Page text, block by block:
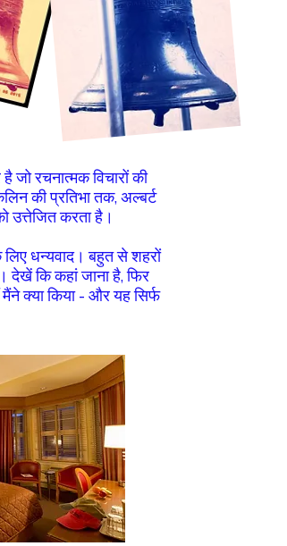
जो रचनात्मक विचारों की
की प्रतिभा तक, अल्बर्ट
उत्तेजित करता है।
लिए धन्यवाद। बहुत से शहरों
देखें कि कहां जाना है, फिर
क्या किया - और यह सिर्फ